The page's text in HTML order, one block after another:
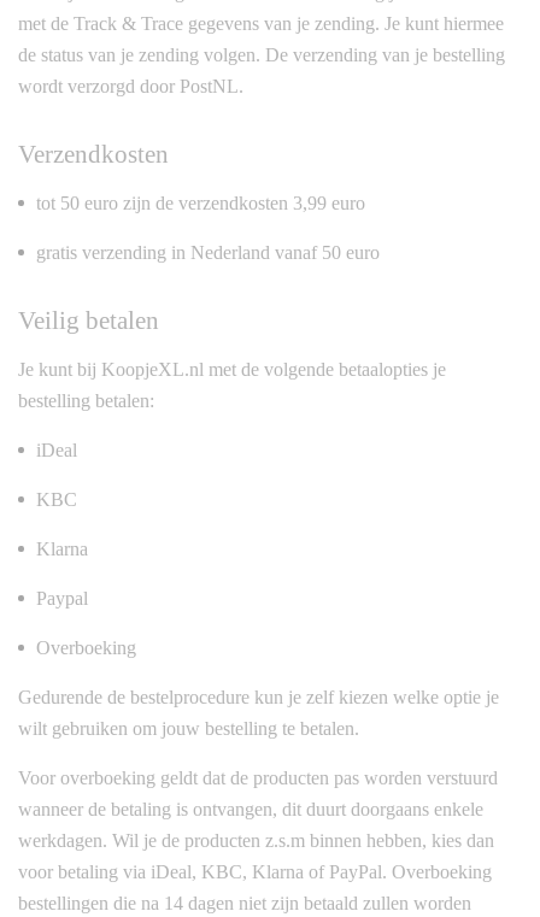
met de Track & Trace gegevens van je zending. Je kunt hiermee
de status van je zending volgen. De verzending van je bestelling
wordt verzorgd door PostNL.
Verzendkosten
tot 50 euro zijn de verzendkosten 3,99 euro
gratis verzending in Nederland vanaf 50 euro
Veilig betalen
Je kunt bij KoopjeXL.nl met de volgende betaalopties je
bestelling betalen:
iDeal
KBC
Klarna
Paypal
Overboeking
Gedurende de bestelprocedure kun je zelf kiezen welke optie je
wilt gebruiken om jouw bestelling te betalen.
Voor overboeking geldt dat de producten pas worden verstuurd
wanneer de betaling is ontvangen, dit duurt doorgaans enkele
werkdagen. Wil je de producten z.s.m binnen hebben, kies dan
voor betaling via iDeal, KBC, Klarna of PayPal. Overboeking
bestellingen die na 14 dagen niet zijn betaald zullen worden